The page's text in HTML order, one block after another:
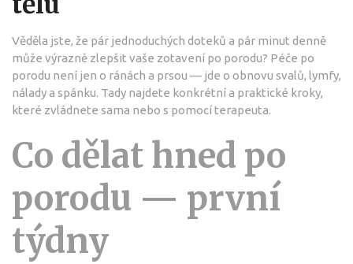
Věděla jste, že pár jednoduchých doteků a pár minut denně
může výrazně zlepšit vaše zotavení po porodu? Péče po
porodu není jen o ránách a prsou — jde o obnovu svalů, lymfy,
nálady a spánku. Tady najdete konkrétní a praktické kroky,
které zvládnete sama nebo s pomocí terapeuta.
Co dělat hned po
porodu — první
týdny